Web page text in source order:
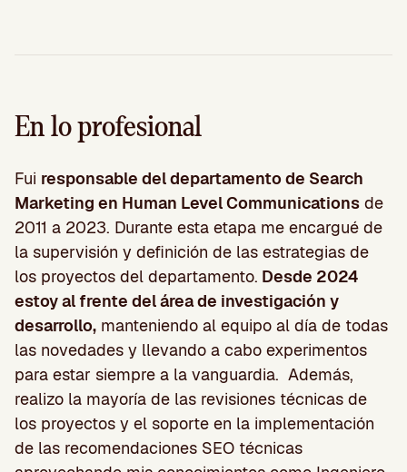
En lo profesional
Fui responsable del departamento de Search
Marketing en Human Level Communications de
2011 a 2023. Durante esta etapa me encargué de
la supervisión y definición de las estrategias de
los proyectos del departamento. Desde 2024
estoy al frente del área de investigación y
desarrollo, manteniendo al equipo al día de todas
las novedades y llevando a cabo experimentos
para estar siempre a la vanguardia. Además,
realizo la mayoría de las revisiones técnicas de
los proyectos y el soporte en la implementación
de las recomendaciones SEO técnicas